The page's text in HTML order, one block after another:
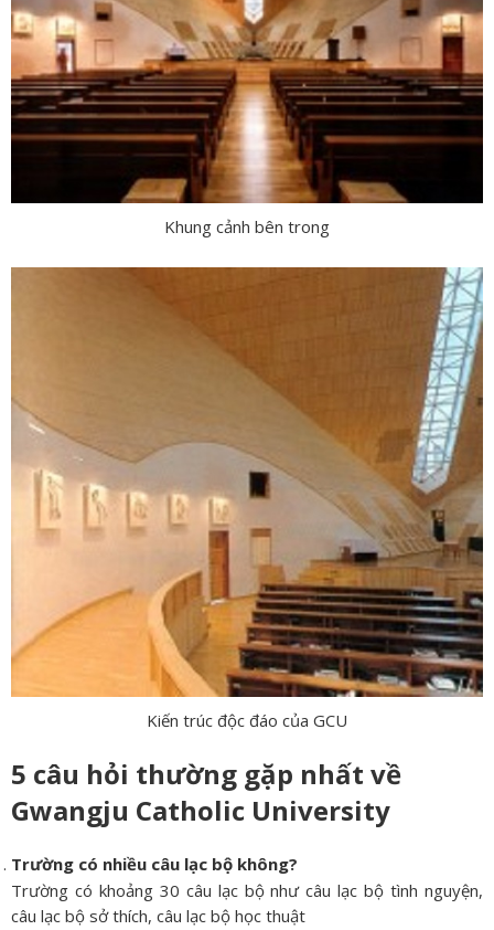
Khung cảnh bên trong
Kiến trúc độc đáo của GCU
5 câu hỏi thường gặp nhất về
Gwangju Catholic University
Trường có nhiều câu lạc bộ không?
Trường có khoảng 30 câu lạc bộ như câu lạc bộ tình nguyện,
câu lạc bộ sở thích, câu lạc bộ học thuật